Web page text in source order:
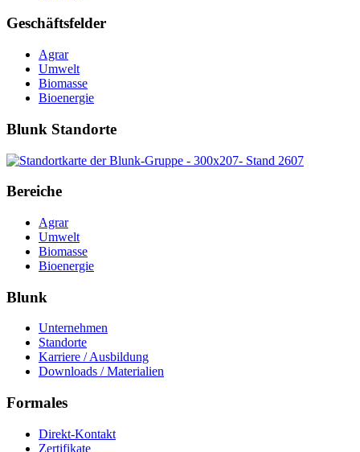
Geschäftsfelder
Agrar
Umwelt
Biomasse
Bioenergie
Blunk Standorte
Bereiche
Agrar
Umwelt
Biomasse
Bioenergie
Blunk
Unternehmen
Standorte
Karriere / Ausbildung
Downloads / Materialien
Formales
Direkt-Kontakt
Zertifikate